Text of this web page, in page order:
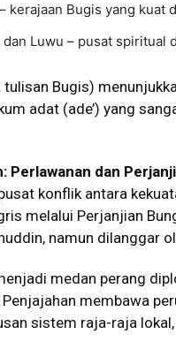
kerajaan Bugis yang
dan Luwu – pusat spiritual
tulisan Bugis)
adat (ade’) yang
Perlawanan dan
konflik antara
melalui Perjanjian
namun dilanggar
medan perang
membawa
sistem raja-raja